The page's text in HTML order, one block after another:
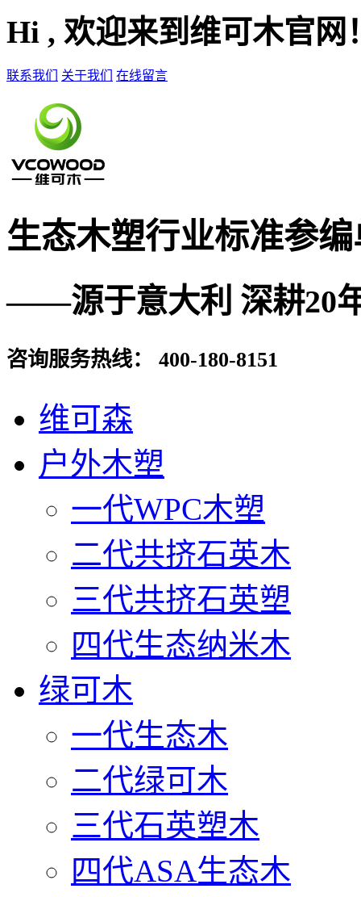
Hi , 欢迎来到维可木官网
联系我们 关于我们 在线留言
生态木塑行业标准参
——源于意大利 深耕
咨询服务热线： 400-180-8151
维可森
户外木塑
一代WPC木塑
二代共挤石英木
三代共挤石英塑
四代生态纳米木
绿可木
一代生态木
二代绿可木
三代石英塑木
四代ASA生态木